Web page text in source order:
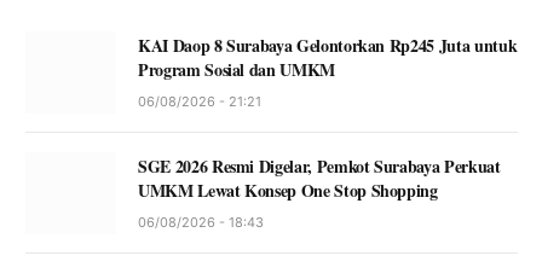
KAI Daop 8 Surabaya Gelontorkan Rp245 Juta untuk
Program Sosial dan UMKM
06/08/2026 - 21:21
SGE 2026 Resmi Digelar, Pemkot Surabaya Perkuat
UMKM Lewat Konsep One Stop Shopping
06/08/2026 - 18:43